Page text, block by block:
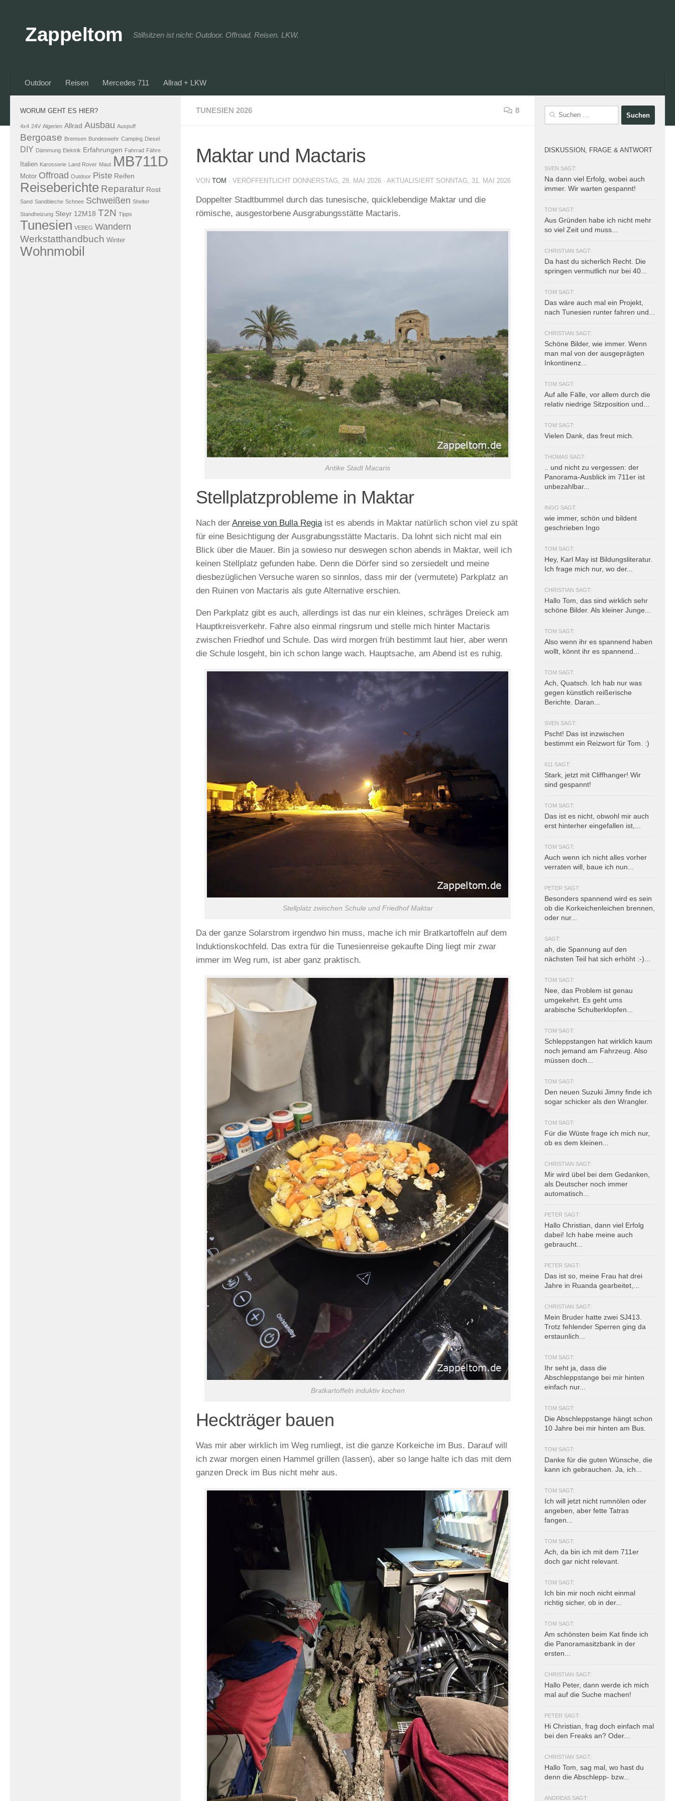
Zappeltom Stillsitzen ist nicht: Outdoor. Offroad. Reisen. LKW.
Outdoor Reisen Mercedes 711 Allrad + LKW
TUNESIEN 2026 8
Maktar und Mactaris
VON TOM · VERÖFFENTLICHT DONNERSTAG, 28. MAI 2026 · AKTUALISIERT SONNTAG, 31. MAI 2026
Doppelter Stadtbummel durch das tunesische, quicklebendige Maktar und die
römische, ausgestorbene Ausgrabungsstätte Mactaris.
Antike Stadt Macaris
Stellplatzprobleme in Maktar
Nach der Anreise von Bulla Regiaist es abends in Maktar natürlich schon viel zu spät
für eine Besichtigung der Ausgrabungsstätte Mactaris. Da lohnt sich nicht mal ein
Blick über die Mauer. Bin ja sowieso nur deswegen schon abends in Maktar, weil ich
keinen Stellplatz gefunden habe. Denn die Dörfer sind so zersiedelt und meine
diesbezüglichen Versuche waren so sinnlos, dass mir der (vermutete) Parkplatz an
den Ruinen von Mactaris als gute Alternative erschien.
Den Parkplatz gibt es auch, allerdings ist das nur ein kleines, schräges Dreieck am
Hauptkreisverkehr. Fahre also einmal ringsrum und stelle mich hinter Mactaris
zwischen Friedhof und Schule. Das wird morgen früh bestimmt laut hier, aber wenn
die Schule losgeht, bin ich schon lange wach. Hauptsache, am Abend ist es ruhig.
Stellplatz zwischen Schule und Friedhof Maktar
Da der ganze Solarstrom irgendwo hin muss, mache ich mir Bratkartoffeln auf dem
Induktionskochfeld. Das extra für die Tunesienreise gekaufte Ding liegt mir zwar
immer im Weg rum, ist aber ganz praktisch.
Bratkartoffeln induktiv kochen
Heckträger bauen
Was mir aber wirklich im Weg rumliegt, ist die ganze Korkeiche im Bus. Darauf will
ich zwar morgen einen Hammel grillen (lassen), aber so lange halte ich das mit dem
ganzen Dreck im Bus nicht mehr aus.
WORUM GEHT ES HIER?
4x4 24V Algerien Allrad Ausbau Auspuff
Bergoase Bremsen Bundeswehr Camping Diesel
DIY Dämmung Elektrik Erfahrungen Fahrrad Fähre
Italien Karosserie Land Rover Maut MB711D
Motor Offroad Outdoor Piste Reifen
Reiseberichte Reparatur Rost
Sand Sandbleche Schnee Schweißen Shelter
Standheizung Steyr 12M18 T2N Tipps
Tunesien VEBEG Wandern
Werkstatthandbuch Winter
Wohnmobil
Suchen
DISKUSSION, FRAGE & ANTWORT
SVEN SAGT:
Na dann viel Erfolg, wobei auch
immer. Wir warten gespannt!
TOM SAGT:
Aus Gründen habe ich nicht mehr
so viel Zeit und muss...
CHRISTIAN SAGT:
Da hast du sicherlich Recht. Die
springen vermutlich nur bei 40...
TOM SAGT:
Das wäre auch mal ein Projekt,
nach Tunesien runter fahren und...
CHRISTIAN SAGT:
Schöne Bilder, wie immer. Wenn
man mal von der ausgeprägten
Inkontinenz...
TOM SAGT:
Auf alle Fälle, vor allem durch die
relativ niedrige Sitzposition und...
TOM SAGT:
Vielen Dank, das freut mich.
THOMAS SAGT:
.. und nicht zu vergessen: der
Panorama-Ausblick im 711er ist
unbezahlbar...
INGO SAGT:
wie immer, schön und bildent
geschrieben Ingo
TOM SAGT:
Hey, Karl May ist Bildungsliteratur.
Ich frage mich nur, wo der...
CHRISTIAN SAGT:
Hallo Tom, das sind wirklich sehr
schöne Bilder. Als kleiner Junge...
TOM SAGT:
Also wenn ihr es spannend haben
wollt, könnt ihr es spannend...
TOM SAGT:
Ach, Quatsch. Ich hab nur was
gegen künstlich reißerische
Berichte. Daran...
SVEN SAGT:
Pscht! Das ist inzwischen
bestimmt ein Reizwort für Tom. :)
611 SAGT:
Stark, jetzt mit Cliffhanger! Wir
sind gespannt!
TOM SAGT:
Das ist es nicht, obwohl mir auch
erst hinterher eingefallen ist,...
TOM SAGT:
Auch wenn ich nicht alles vorher
verraten will, baue ich nun...
PETER SAGT:
Besonders spannend wird es sein
ob die Korkeichenleichen brennen,
oder nur...
SAGT:
ah, die Spannung auf den
nächsten Teil hat sich erhöht :-)...
TOM SAGT:
Nee, das Problem ist genau
umgekehrt. Es geht ums
arabische Schulterklopfen...
TOM SAGT:
Schleppstangen hat wirklich kaum
noch jemand am Fahrzeug. Also
müssen doch...
TOM SAGT:
Den neuen Suzuki Jimny finde ich
sogar schicker als den Wrangler.
TOM SAGT:
Für die Wüste frage ich mich nur,
ob es dem kleinen...
CHRISTIAN SAGT:
Mir wird übel bei dem Gedanken,
als Deutscher noch immer
automatisch...
PETER SAGT:
Hallo Christian, dann viel Erfolg
dabei! Ich habe meine auch
gebraucht...
PETER SAGT:
Das ist so, meine Frau hat drei
Jahre in Ruanda gearbeitet,...
CHRISTIAN SAGT:
Mein Bruder hatte zwei SJ413.
Trotz fehlender Sperren ging da
erstaunlich...
TOM SAGT:
Ihr seht ja, dass die
Abschleppstange bei mir hinten
einfach nur...
TOM SAGT:
Die Abschleppstange hängt schon
10 Jahre bei mir hinten am Bus.
TOM SAGT:
Danke für die guten Wünsche, die
kann ich gebrauchen. Ja, ich...
TOM SAGT:
Ich will jetzt nicht rumnölen oder
angeben, aber fette Tatras
fangen...
TOM SAGT:
Ach, da bin ich mit dem 711er
doch gar nicht relevant.
TOM SAGT:
Ich bin mir noch nicht einmal
richtig sicher, ob in der...
TOM SAGT:
Am schönsten beim Kat finde ich
die Panoramasitzbank in der
ersten...
CHRISTIAN SAGT:
Hallo Peter, dann werde ich mich
mal auf die Suche machen!
PETER SAGT:
Hi Christian, frag doch einfach mal
bei den Freaks an? Oder...
CHRISTIAN SAGT:
Hallo Tom, sag mal, wo hast du
denn die Abschlepp- bzw...
ANDREAS SAGT: